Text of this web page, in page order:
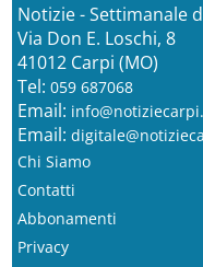
Notizie - Settimanale
Via Don E. Loschi, 8
41012 Carpi (MO)
Tel: 059 687068
Email:
Email:
Chi Siamo
Contatti
Abbonamenti
Privacy